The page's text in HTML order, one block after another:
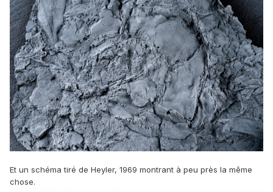
Et un schéma tiré de Heyler, 1969 montrant à peu près la même
chose.